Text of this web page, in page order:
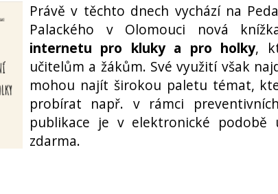
Právě v těchto dnech vychází na
Palackého v Olomouci nová
internetu pro kluky a pro holky,
učitelům a žákům. Své využití však
mohou najít širokou paletu témat,
probírat např. v rámci
publikace je v elektronické podobě
zdarma.